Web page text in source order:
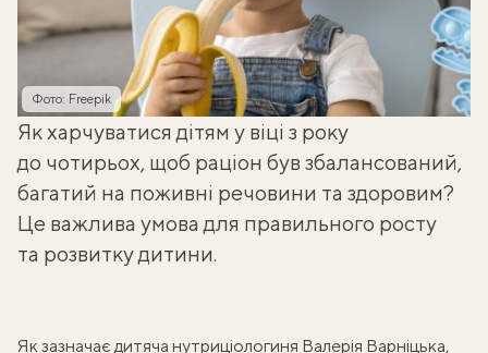
Фото: Freepik
Як харчуватися дітям у віці з року
до чотирьох, щоб раціон був збалансований,
багатий на поживні речовини та здоровим?
Це важлива умова для правильного росту
та розвитку дитини.
Як зазначає дитяча нутриціологиня Валерія Варніцька,